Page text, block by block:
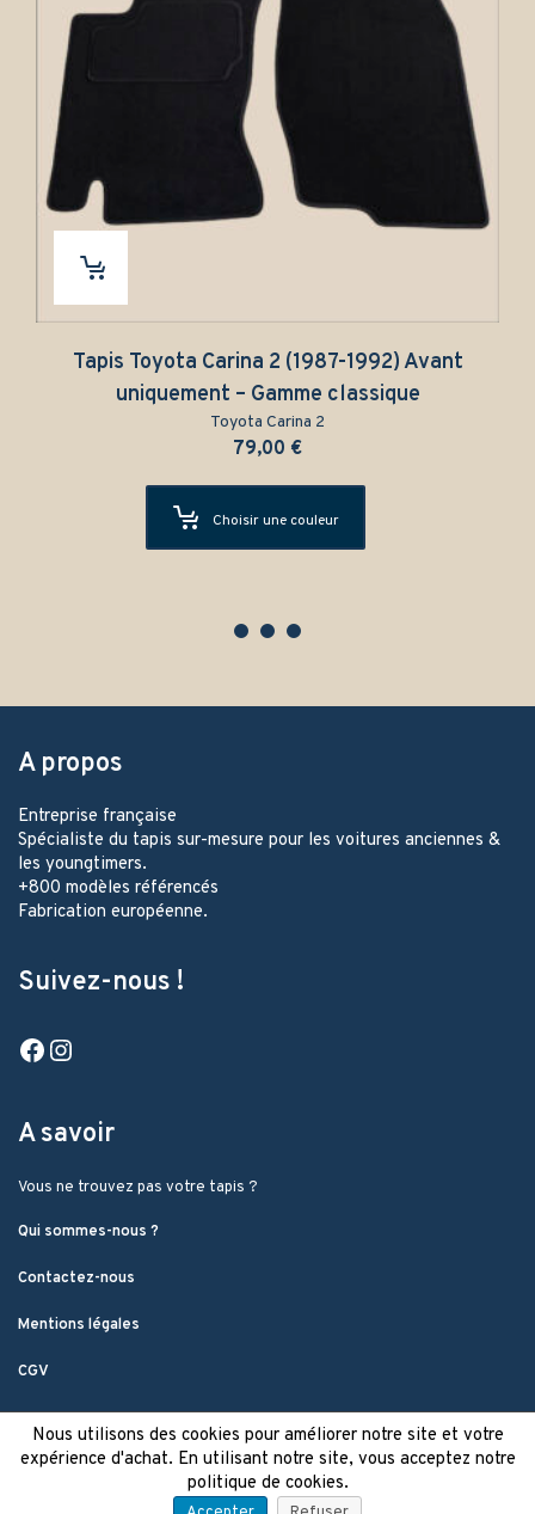
Carina 2 (1987-1992) Avant
– Gamme classique
Tapis Toyota
A propos
Entreprise française
Spécialiste du tapis sur-mesure pour les voitures anciennes &
les youngtimers.
+800 modèles référencés
Fabrication européenne.
Suivez-nous !
Facebook
A savoir
Vous ne trouvez pas votre tapis ?
Qui sommes-nous ?
Contactez-nous
Mentions légales
CGV
Nous utilisons des cookies pour améliorer notre site et votre
expérience d'achat. En utilisant notre site, vous acceptez notre
politique de cookies.